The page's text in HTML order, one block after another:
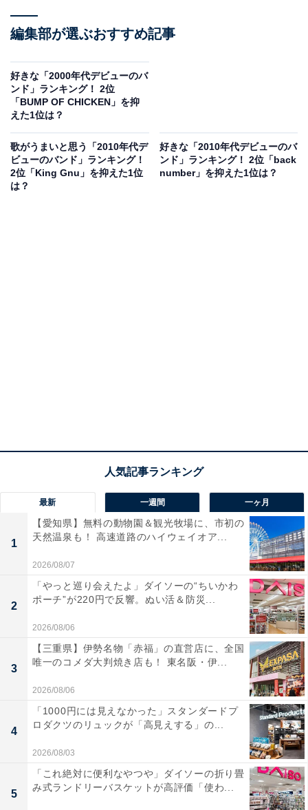
編集部が選ぶおすすめ記事
好きな「2000年代デビューのバ
ンド」ランキング！ 2位
「BUMP OF CHICKEN」を抑
えた1位は？
歌がうまいと思う「2010年代デ
ビューのバンド」ランキング！
2位「King Gnu」を抑えた1位
は？
好きな「2010年代デビューのバ
ンド」ランキング！ 2位「back
number」を抑えた1位は？
最新 一週間 一ヶ月
1
【愛知県】無料の動物園＆観光牧場に、市初の
天然温泉も！ 高速道路のハイウェイオア...
2026/08/07
2
「やっと巡り会えたよ」ダイソーの“ちいかわ
ポーチ”が220円で反響。ぬい活＆防災...
2026/08/06
3
【三重県】伊勢名物「赤福」の直営店に、全国
唯一のコメダ大判焼き店も！ 東名阪・伊...
2026/08/06
4
「1000円には見えなかった」スタンダードプ
ロダクツのリュックが「高見えする」の...
2026/08/03
5
「これ絶対に便利なやつや」ダイソーの折り畳
み式ランドリーバスケットが高評価「使わ...